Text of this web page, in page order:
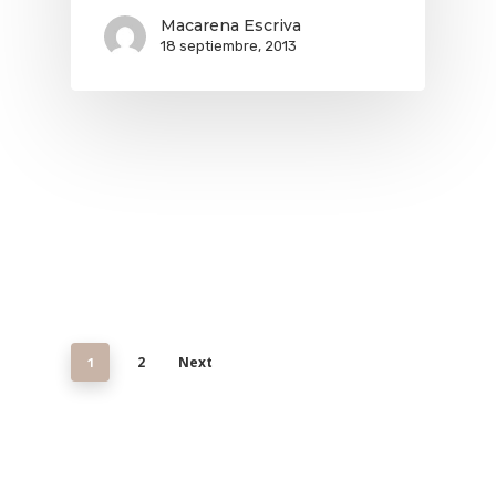
Macarena Escriva
18 septiembre, 2013
1 2 Next